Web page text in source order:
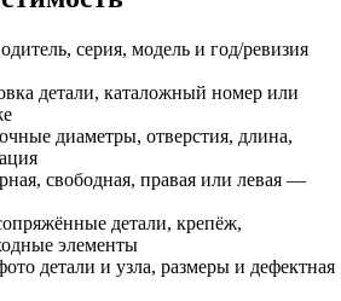
серия, модель и год/ревизия
детали, каталожный номер или
диаметры, отверстия, длина,
свободная, правая или левая —
детали, крепёж,
элементы
детали и узла, размеры и дефектная